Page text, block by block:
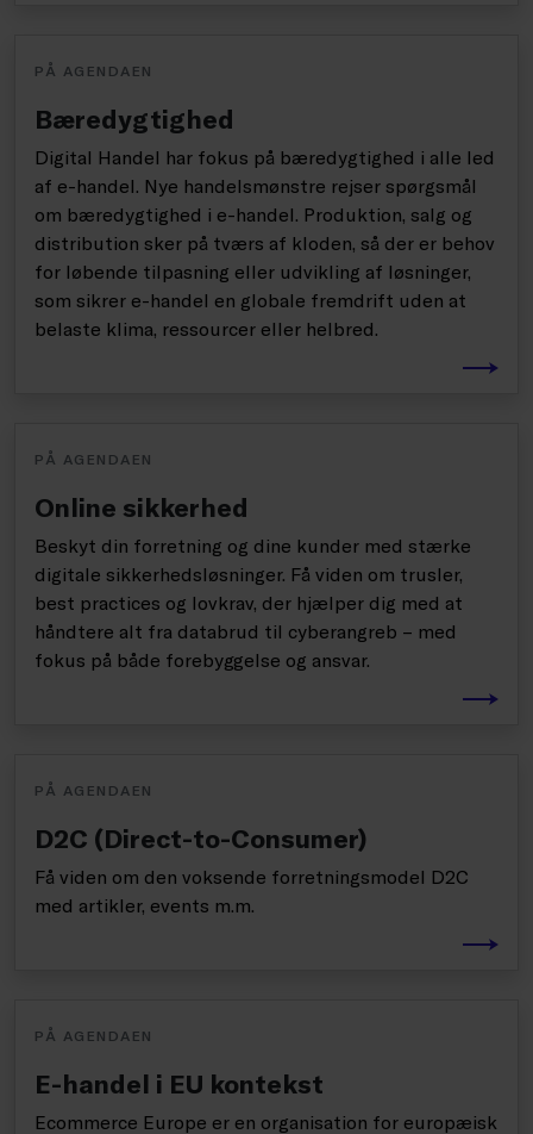
PÅ AGENDAEN
Bæredygtighed
Digital Handel har fokus på bæredygtighed i alle led
af e-handel. Nye handelsmønstre rejser spørgsmål
om bæredygtighed i e-handel. Produktion, salg og
distribution sker på tværs af kloden, så der er behov
for løbende tilpasning eller udvikling af løsninger,
som sikrer e-handel en globale fremdrift uden at
belaste klima, ressourcer eller helbred.
PÅ AGENDAEN
Online sikkerhed
Beskyt din forretning og dine kunder med stærke
digitale sikkerhedsløsninger. Få viden om trusler,
best practices og lovkrav, der hjælper dig med at
håndtere alt fra databrud til cyberangreb – med
fokus på både forebyggelse og ansvar.
PÅ AGENDAEN
D2C (Direct-to-Consumer)
Få viden om den voksende forretningsmodel D2C
med artikler, events m.m.
PÅ AGENDAEN
E-handel i EU kontekst
Ecommerce Europe er en organisation for europæisk